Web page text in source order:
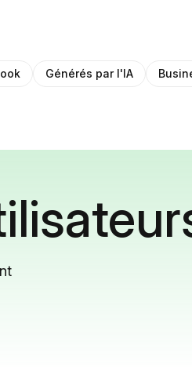
Générés par l'IA